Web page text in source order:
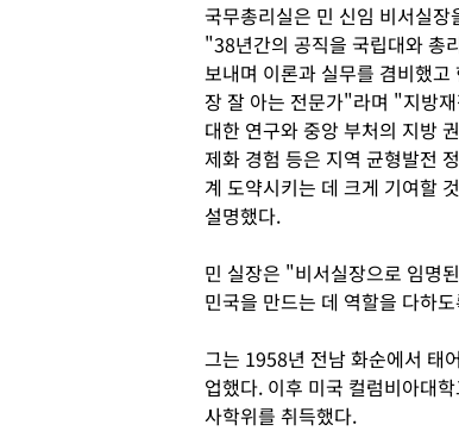
국무총리실은 민 신임 비서실장
"38년간의 공직을 국립대와 총
보내며 이론과 실무를 겸비했고
장 잘 아는 전문가"라며 "지방
대한 연구와 중앙 부처의 지방
제화 경험 등은 지역 균형발전
계 도약시키는 데 크게 기여할
설명했다.
민 실장은 "비서실장으로 임명
민국을 만드는 데 역할을 다하
그는 1958년 전남 화순에서 태
업했다. 이후 미국 컬럼비아대
사학위를 취득했다.